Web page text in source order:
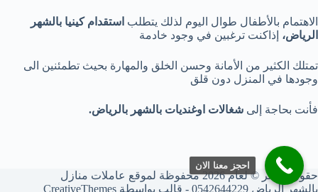
الاهتمام بالأطفال طوال اليوم لذلك يتطلب استقدام كينيا بالشهر
الرياض، إذاكنت ترغبين في وجود خادمة
تمتلك الكثير من الأمانة وحسن الخلق والمهارة بحيث تطمئنين الى
وجودها في المنزل دون قلق
فأنت بحاجة إلى شغالات اوغنديات بالشهر بالرياض.
حقوق النشر © لعام 2026 محفوظة لموقع عاملات منازل
بالشهر الرياض 0542644229 - قالب بواسطة
CreativeThemes
احجز معنا الان